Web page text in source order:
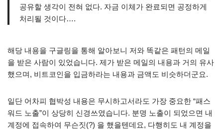
공유할 생각이 전혀 없다. 자금 이체가 완료되면 공정하게
처리될 것이다….
해당 내용을 구글링을 통해 알아보니 저와 똑같은 패턴의 메일
을 받은 사람이 있었습니다. 제가 받은 메일의 내용과 거의 유사
했으며, 비트코인을 입금하라는 내용과 금액도 비슷하더군요.
일단 어차피 협박성 내용은 무시하고서라도 가장 중요한 “패스
워드 노출”이 상당히 신경쓰였습니다. 분명 노출이 되었으면 내
계정에 접속하여 무슨짓(?) 을 했을텐데요, 다행히도 내 계정을